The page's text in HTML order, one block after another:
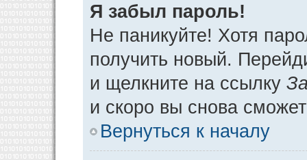
Я забыл пароль!
Не паникуйте! Хотя
получить новый.
и щелкните на ссылку
и скоро вы снова
Вернуться к началу